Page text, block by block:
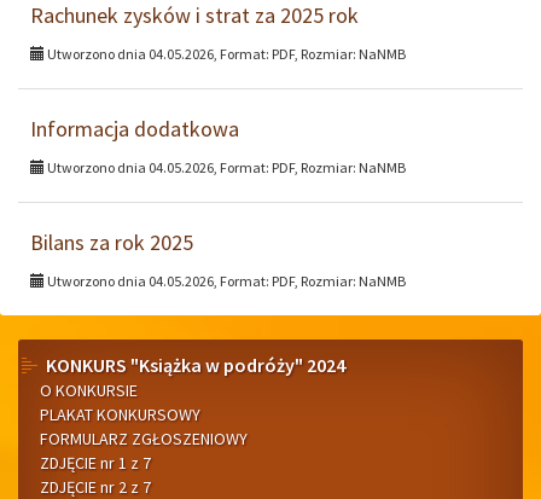
Rachunek zysków i strat za 2025 rok
Utworzono dnia 04.05.2026, Format: PDF, Rozmiar: NaNMB
Informacja dodatkowa
Utworzono dnia 04.05.2026, Format: PDF, Rozmiar: NaNMB
Bilans za rok 2025
Utworzono dnia 04.05.2026, Format: PDF, Rozmiar: NaNMB
Menu
boczne
KONKURS "Książka w podróży" 2024
O KONKURSIE
PLAKAT KONKURSOWY
FORMULARZ ZGŁOSZENIOWY
ZDJĘCIE nr 1 z 7
ZDJĘCIE nr 2 z 7